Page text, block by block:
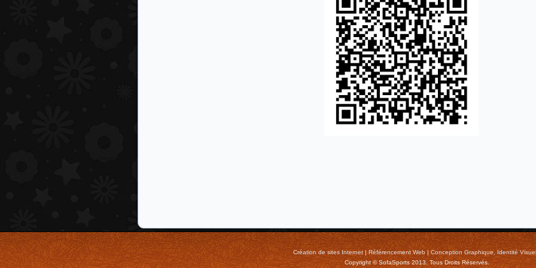
Création de sites Internet|Référencement Web|Conception Graphique, Identité
Copyright © SofaSports 2013. Tous Droits Réservés.